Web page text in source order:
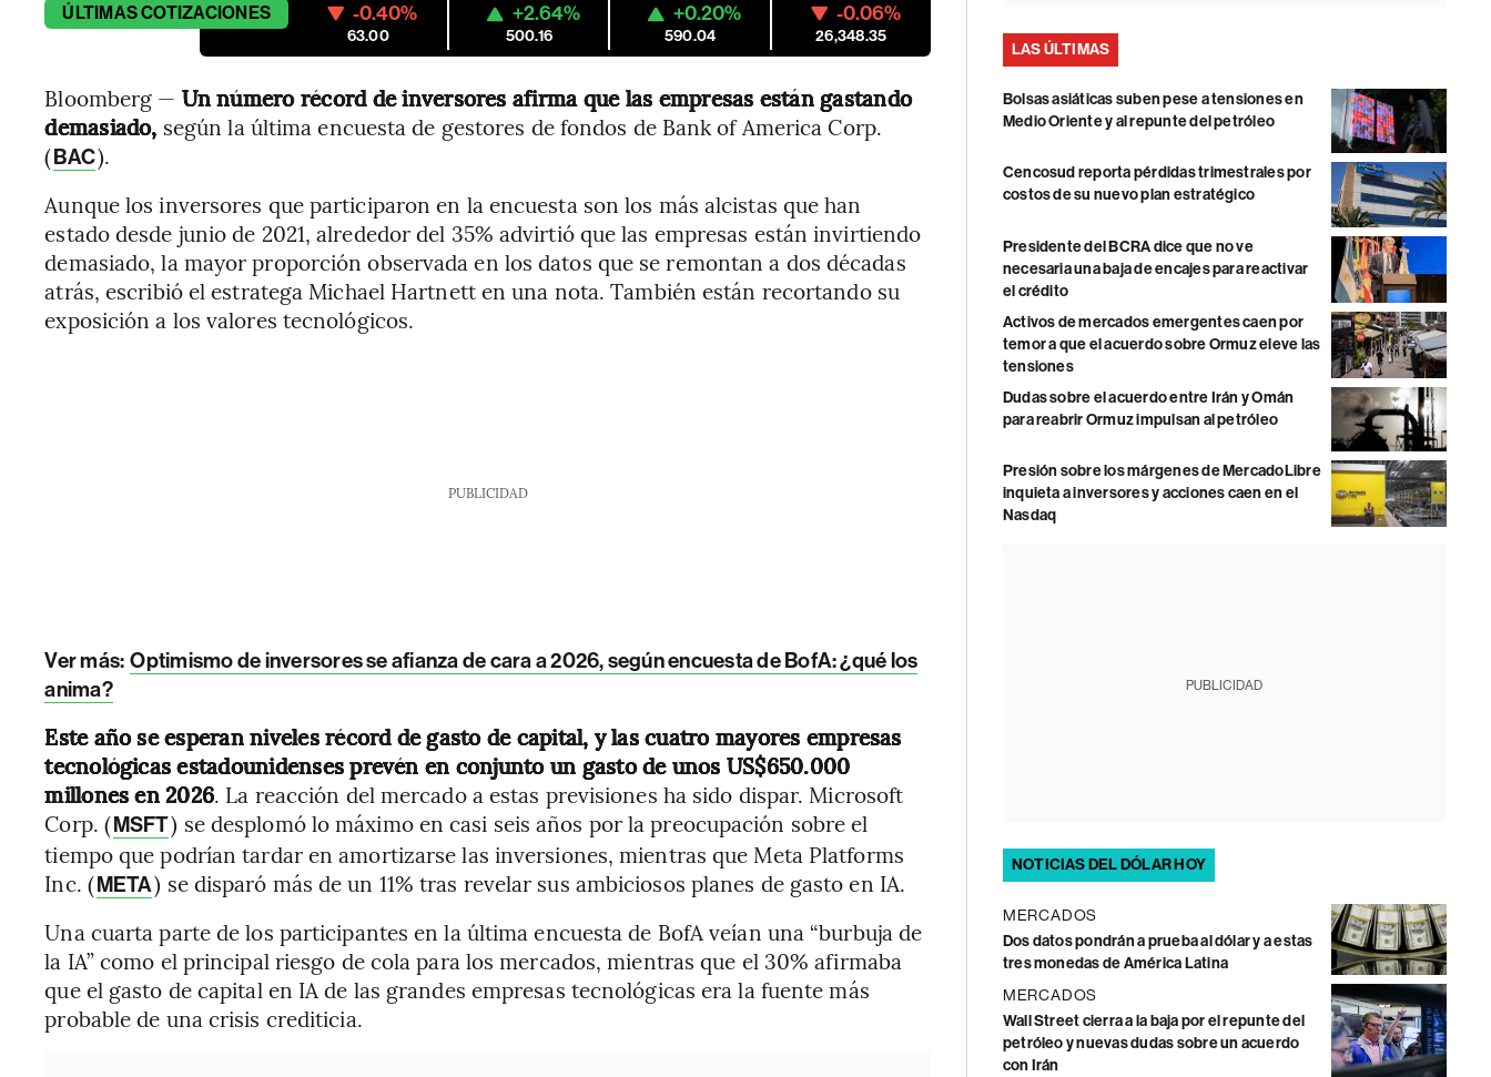
ÚLTIMASCOTIZACIONES -0.40%
63.00
+2.64%
500.16
+0.20%
590.04
-0.06%
26,348.35
Bloomberg — Un número récord de inversores afirma que las empresas están gastando
demasiado, según la última encuesta de gestores de fondos de Bank of America Corp.
(BAC).
Aunque los inversores que participaron en la encuesta son los más alcistas que han
estado desde junio de 2021, alrededor del 35% advirtió que las empresas están invirtiendo
demasiado, la mayor proporción observada en los datos que se remontan a dos décadas
atrás, escribió el estratega Michael Hartnett en una nota. También están recortando su
exposición a los valores tecnológicos.
PUBLICIDAD
Ver más: Optimismo de inversores se afianza de cara a 2026, según encuesta de BofA: ¿qué los
anima?
Este año se esperan niveles récord de gasto de capital, y las cuatro mayores empresas
tecnológicas estadounidenses prevén en conjunto un gasto de unos US$650.000
millones en 2026. La reacción del mercado a estas previsiones ha sido dispar. Microsoft
Corp. (MSFT) se desplomó lo máximo en casi seis años por la preocupación sobre el
tiempo que podrían tardar en amortizarse las inversiones, mientras que Meta Platforms
Inc. (META) se disparó más de un 11% tras revelar sus ambiciosos planes de gasto en IA.
Una cuarta parte de los participantes en la última encuesta de BofA veían una “burbuja de
la IA” como el principal riesgo de cola para los mercados, mientras que el 30% afirmaba
que el gasto de capital en IA de las grandes empresas tecnológicas era la fuente más
probable de una crisis crediticia.
LAS ÚLTIMAS
Bolsas asiáticas suben pese a tensiones en
Medio Oriente y al repunte del petróleo
Cencosud reporta pérdidas trimestrales por
costos de su nuevo plan estratégico
Presidente del BCRA dice que no ve
necesaria una baja de encajes para reactivar
el crédito
Activos de mercados emergentes caen por
temor a que el acuerdo sobre Ormuz eleve las
tensiones
Dudas sobre el acuerdo entre Irán y Omán
para reabrir Ormuz impulsan al petróleo
Presión sobre los márgenes de MercadoLibre
inquieta a inversores y acciones caen en el
Nasdaq
PUBLICIDAD
NOTICIAS DEL DÓLAR HOY
MERCADOS
Dos datos pondrán a prueba al dólar y a estas
tres monedas de América Latina
MERCADOS
Wall Street cierra a la baja por el repunte del
petróleo y nuevas dudas sobre un acuerdo
con Irán